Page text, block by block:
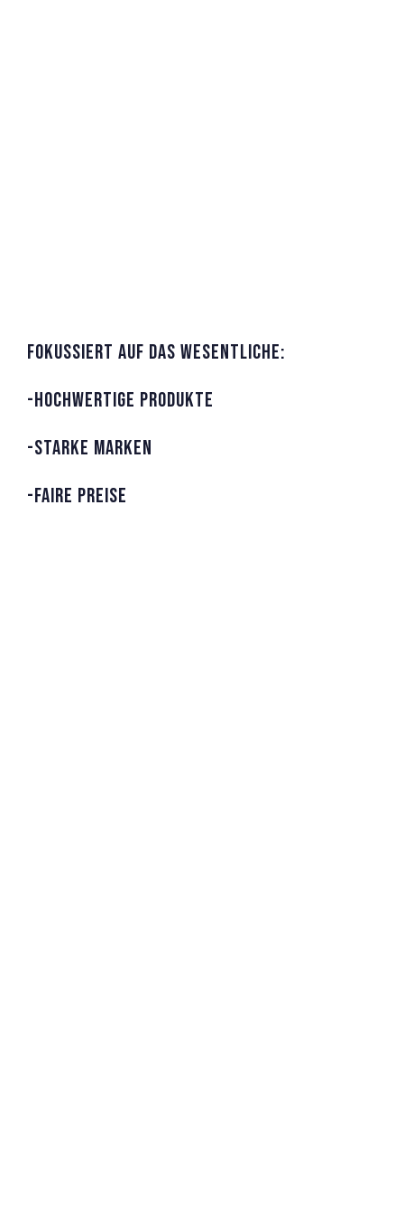
FOKUSSIERT AUF DAS WESENTLICHE:
-HOCHWERTIGE PRODUKTE
-STARKE MARKEN
-FAIRE PREISE